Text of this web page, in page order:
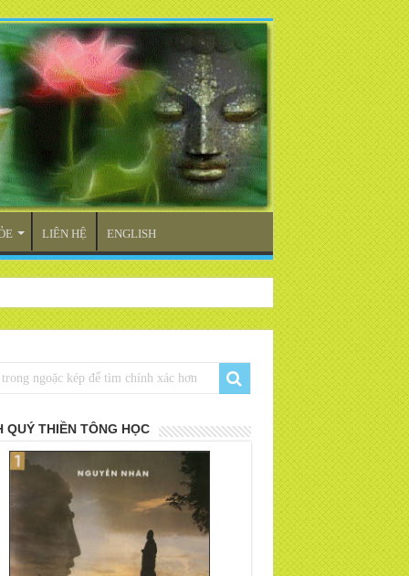
LIÊN HỆ ENGLISH
QUÝ THIỀN TÔNG HỌC